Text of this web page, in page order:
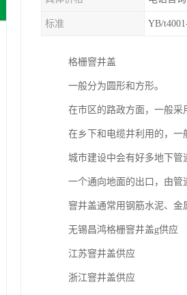
标准 YB/
格栅窨井盖
一般分为圆形和方形。
在市区的路政方面，一般采
在乡下和电缆井利用的，一
城市建设中会有好多地下管
一个通向地面的出口，由管
窨井盖通常用钢筋水泥、金
无锡昌鸿格栅窨井盖g供应
江苏窨井盖供应
浙江窨井盖供应